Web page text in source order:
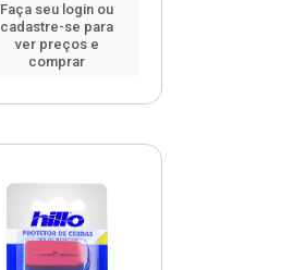
Faça seu login ou
cadastre-se para
ver preços e
comprar